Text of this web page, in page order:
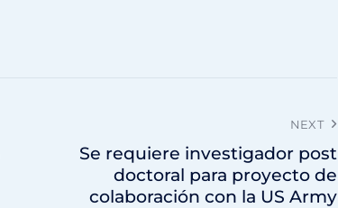
NEXT
Se requiere investigador post
doctoral para proyecto de
colaboración con la US Army